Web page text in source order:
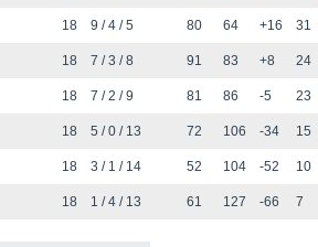
18 9 / 4 / 5 80 64 +16 31
18 7 / 3 / 8 91 83 +8 24
18 7 / 2 / 9 81 86 -5 23
18 5 / 0 / 13 72 106 -34 15
18 3 / 1 / 14 52 104 -52 10
18 1 / 4 / 13 61 127 -66 7